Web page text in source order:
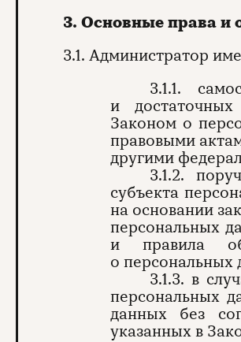
3. Основные права и
3.1. Администратор
3.1.1.
и
Законом о
правовыми
другими
3.1.2.
субъекта
на основании
персональных
и правила
о персональных
3.1.3. в
персональных
данных без
указанных в